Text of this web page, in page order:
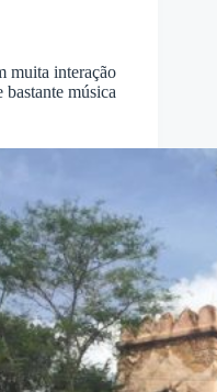
muita interação
bastante música